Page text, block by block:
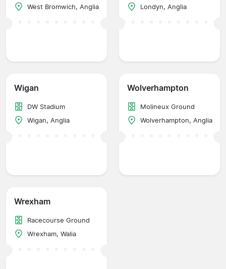
West Bromwich, Anglia
Londyn, Anglia
Wigan
DW Stadium
Wigan, Anglia
Wolverhampton
Molineux Ground
Wolverhampton, Anglia
Wrexham
Racecourse Ground
Wrexham, Walia